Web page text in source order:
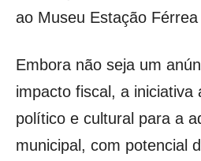
ao Museu Estação
Embora não seja um
impacto fiscal, a iniciativa
político e cultural para a
municipal, com potencial